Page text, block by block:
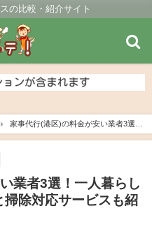
の比較・紹介サイト
家事代行(港区)の料金が安い業者3選！
サービスも紹介！
業者3選！一人暮らし
掃除対応サービスも紹